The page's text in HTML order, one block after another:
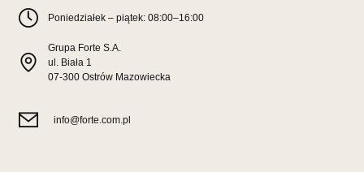
Najniższa cena sprzedawcy z ostatnich 30 dni
SALON MEBLOWY TED
Salon meblowy
Poniedziałek – piątek: 08:00–16:00
Grupa Forte S.A.
ul. Biała 1
07-300 Ostrów Mazowiecka
info@forte.com.pl